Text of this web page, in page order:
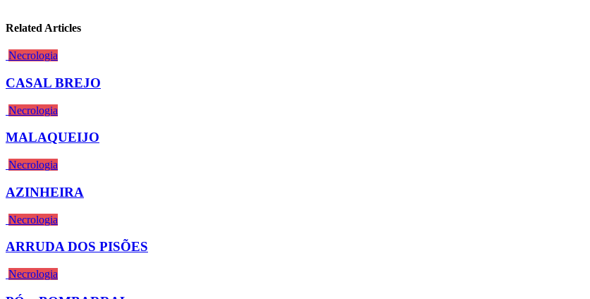
Related Articles
Necrologia
CASAL BREJO
Necrologia
MALAQUEIJO
Necrologia
AZINHEIRA
Necrologia
ARRUDA DOS PISÕES
Necrologia